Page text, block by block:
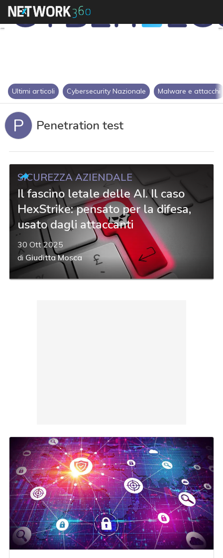
Ultimi articoli Cybersecurity Nazionale Malware e attacchi
P Penetration test
SICUREZZA AZIENDALE
Il fascino letale delle AI. Il caso
HexStrike: pensato per la difesa,
usato dagli attaccanti
30 Ott 2025
di Giuditta Mosca